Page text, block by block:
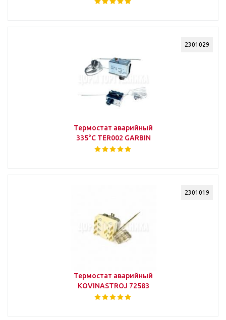
2301029
Термостат аварийный
335°С TER002 GARBIN
2301019
Термостат аварийный
KOVINASTROJ 72583